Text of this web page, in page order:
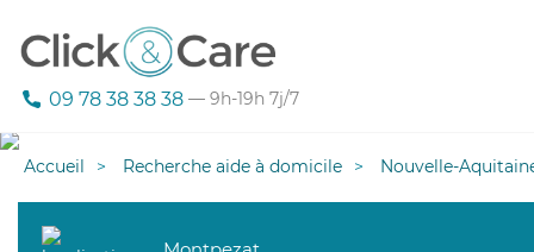
09 78 38 38 38 — 9h-19h 7j/7
Accueil Recherche aide à domicile Nouvelle-